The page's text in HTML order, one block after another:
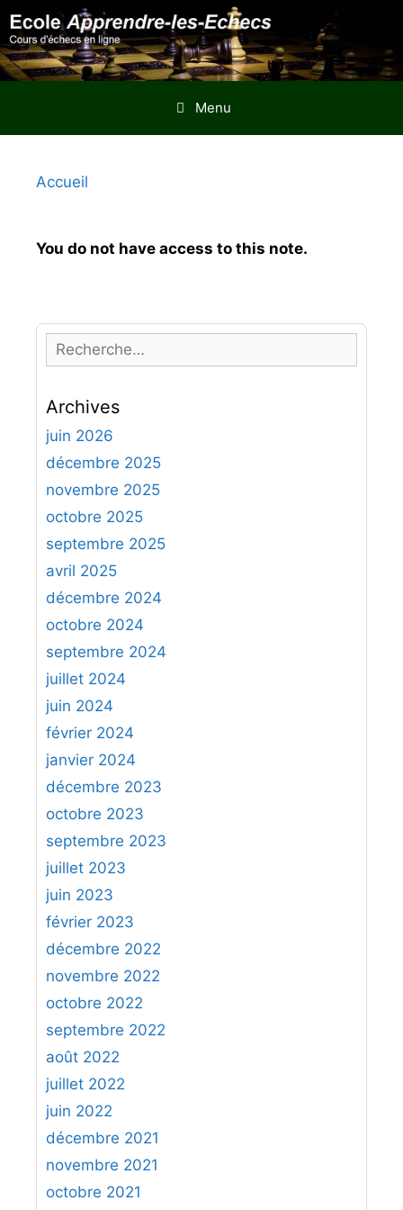
Aller
au
contenu
Menu
Accueil
You do not have access to this note.
e
h
e
r
h
e
r
:
Archives
juin 2026
décembre 2025
novembre 2025
octobre 2025
septembre 2025
avril 2025
décembre 2024
octobre 2024
septembre 2024
juillet 2024
juin 2024
février 2024
janvier 2024
décembre 2023
octobre 2023
septembre 2023
juillet 2023
juin 2023
février 2023
décembre 2022
novembre 2022
octobre 2022
septembre 2022
août 2022
juillet 2022
juin 2022
décembre 2021
novembre 2021
octobre 2021